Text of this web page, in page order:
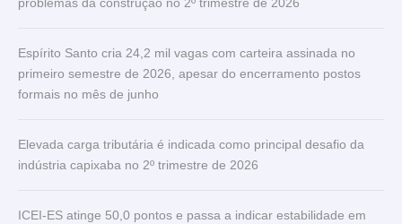
Espírito Santo cria 24,2 mil vagas com carteira assinada no
primeiro semestre de 2026, apesar do encerramento postos
formais no mês de junho
Elevada carga tributária é indicada como principal desafio da
indústria capixaba no 2º trimestre de 2026
ICEI-ES atinge 50,0 pontos e passa a indicar estabilidade em